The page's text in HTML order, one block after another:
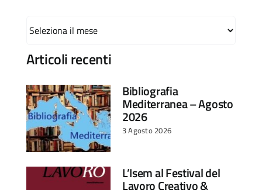
delle
notizie
Articoli recenti
Bibliografia
Mediterranea – Agosto
2026
3 Agosto 2026
L’Isem al Festival del
Lavoro Creativo &